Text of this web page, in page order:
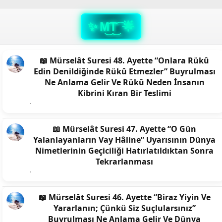
M͜͡T͜͡
📖 Mürselât Suresi 48. Ayette “Onlara Rükû
Edin Denildiğinde Rükû Etmezler” Buyrulması
Ne Anlama Gelir Ve Rükû Neden İnsanın
Kibrini Kıran Bir Teslimi
📖 Mürselât Suresi 47. Ayette “O Gün
Yalanlayanların Vay Hâline” Uyarısının Dünya
Nimetlerinin Geçiciliği Hatırlatıldıktan Sonra
Tekrarlanması
📖 Mürselât Suresi 46. Ayette “Biraz Yiyin Ve
Yararlanın; Çünkü Siz Suçlularsınız”
Buyrulması Ne Anlama Gelir Ve Dünya